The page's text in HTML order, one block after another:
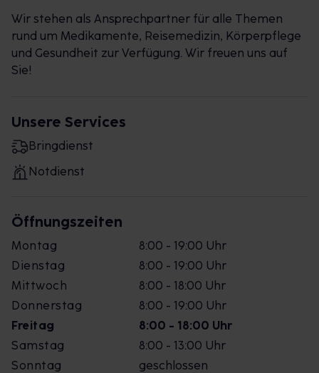
Wir stehen als Ansprechpartner für alle Themen
rund um Medikamente, Reisemedizin, Körperpflege
und Gesundheit zur Verfügung. Wir freuen uns auf
Sie!
Unsere Services
Bringdienst
Notdienst
Öffnungszeiten
Montag
8:00 - 19:00 Uhr
Dienstag
8:00 - 19:00 Uhr
Mittwoch
8:00 - 18:00 Uhr
Donnerstag
8:00 - 19:00 Uhr
Freitag
8:00 - 18:00 Uhr
Samstag
8:00 - 13:00 Uhr
Sonntag
geschlossen